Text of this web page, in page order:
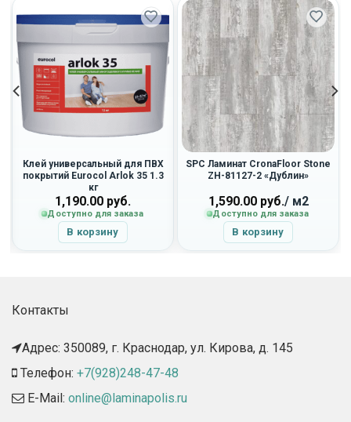
Клей универсальный для ПВХ
покрытий Eurocol Arlok 35 1.3
кг
1,190.00 руб.
Доступно для заказа
В корзину
SPC Ламинат CronaFloor Stone
ZH-81127-2 «Дублин»
1,590.00руб./ м2
Доступно для заказа
В корзину
Контакты
Адрес: 350089, г. Краснодар, ул. Кирова, д. 145​
Телефон: +7(928)248-47-48
E-Mail: online@laminapolis.ru